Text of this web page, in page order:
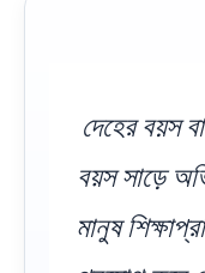
দেহের বয়স
বয়স সাড়ে
মানুষ